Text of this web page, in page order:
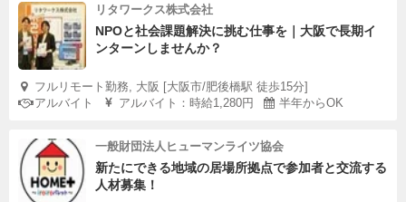
リタワークス株式会社
NPOと社会課題解決に挑む仕事を｜大阪で長期イ
ンターンしませんか？
フルリモート勤務, 大阪 [大阪市/肥後橋駅 徒歩15分]
アルバイト
アルバイト：時給1,280円 半年からOK
一般財団法人ヒューマンライツ協会
新たにできる地域の居場所拠点で参加者と交流する
人材募集！